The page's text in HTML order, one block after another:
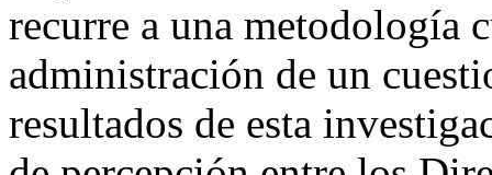
recurre a una metodología
administración de un
resultados de esta